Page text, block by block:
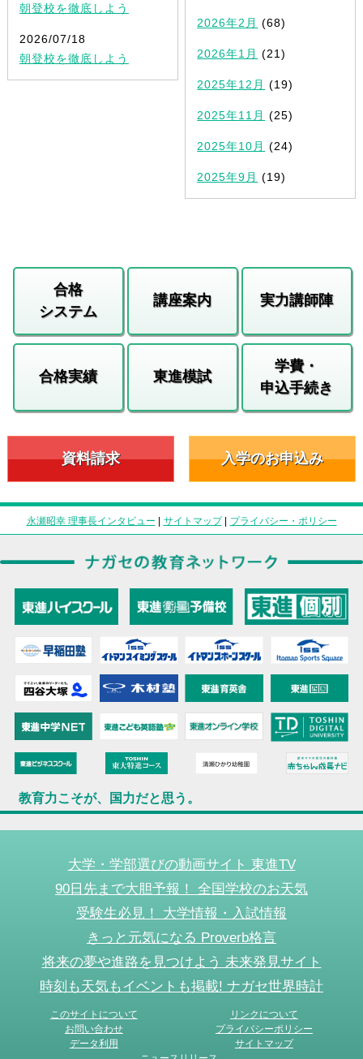
朝登校を徹底しよう
2026/07/18
朝登校を徹底しよう
2026年2月 (68)
2026年1月 (21)
2025年12月 (19)
2025年11月 (25)
2025年10月 (24)
2025年9月 (19)
合格
システム
講座案内 実力講師陣
合格実績 東進模試
学費・
申込手続き
資料請求 入学のお申込み
永瀬昭幸 理事長インタビュー | サイトマップ| プライバシー・ポリシー
教育力こそが、国力だと思う。
大学・学部選びの動画サイト 東進TV
90日先まで大胆予報！ 全国学校のお天気
受験生必見！ 大学情報・入試情報
きっと元気になる Proverb格言
将来の夢や進路を見つけよう 未来発見サイト
時刻も天気もイベントも掲載! ナガセ世界時計
このサイトについて
リンクについて
お問い合わせ
プライバシーポリシー
データ利用
サイトマップ